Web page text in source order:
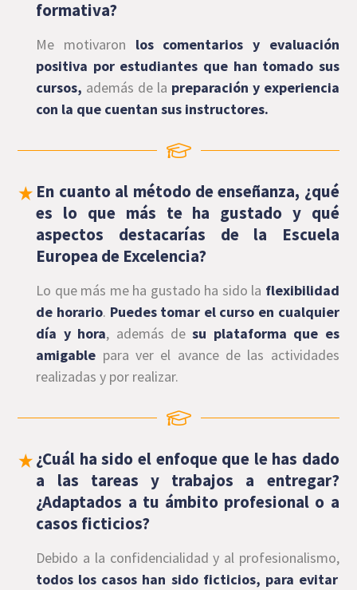
formativa?
Me motivaron los comentarios y evaluación
positiva por estudiantes que han tomado sus
cursos, además de la preparación y experiencia
con la que cuentan sus instructores.
En cuanto al método de enseñanza, ¿qué
es lo que más te ha gustado y qué
aspectos destacarías de la Escuela
Europea de Excelencia?
Lo que más me ha gustado ha sido la flexibilidad
de horario. Puedes tomar el curso en cualquier
día y hora, además desu plataforma que es
amigable para ver el avance de las actividades
realizadas y por realizar.
¿Cuál ha sido el enfoque que le has dado
a las tareas y trabajos a entregar?
¿Adaptados a tu ámbito profesional o a
casos ficticios?
Debido a la confidencialidad y al profesionalismo,
todos los casos han sido ficticios, para evitar